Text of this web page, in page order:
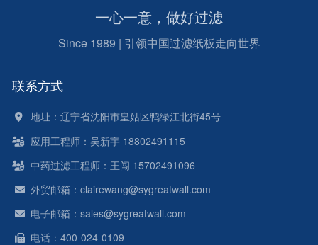
一心一意，做好过滤
Since 1989 | 引领中国过滤纸板走向世界
联系方式
地址：辽宁省沈阳市皇姑区鸭绿江北街45号
应用工程师：吴新宇 18802491115
中药过滤工程师：王闯 15702491096
外贸邮箱：clairewang@sygreatwall.com
电子邮箱：sales@sygreatwall.com
电话：400-024-0109